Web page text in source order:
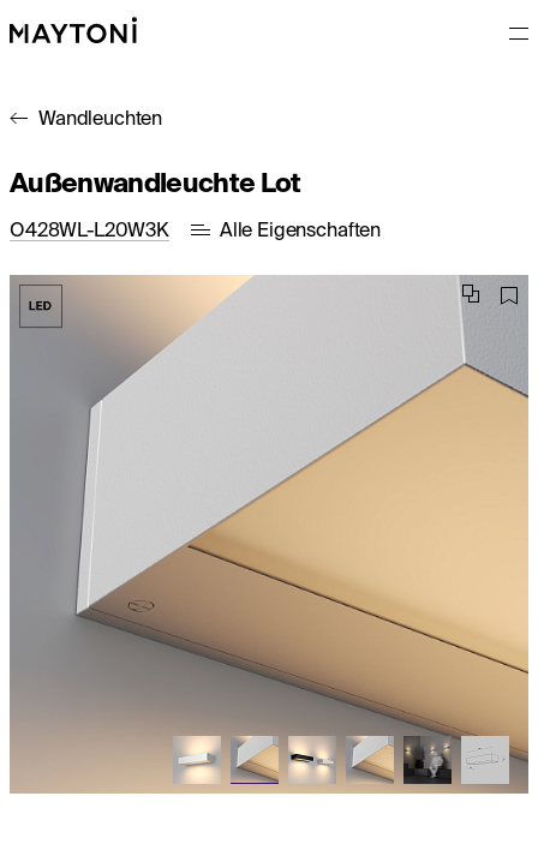
Wandleuchten
Außenwandleuchte Lot
O428WL-L20W3K Alle Eigenschaften